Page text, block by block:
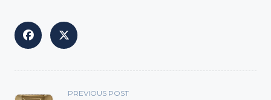
<span
PREVIOUS POST